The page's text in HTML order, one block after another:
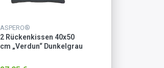
ASPERO®
2 Rückenkissen 40x50
cm „Verdun“ Dunkelgrau